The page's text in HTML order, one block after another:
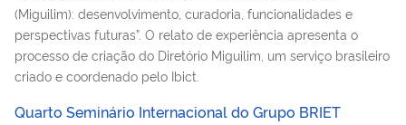
(Miguilim): desenvolvimento, curadoria, funcionalidades e
perspectivas futuras”. O relato de experiência apresenta o
processo de criação do Diretório Miguilim, um serviço brasileiro
criado e coordenado pelo Ibict.
Quarto Seminário Internacional do Grupo BRIET